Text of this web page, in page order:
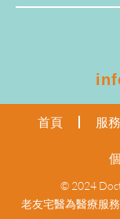
首頁 服
© 2024
老友宅醫為醫療服